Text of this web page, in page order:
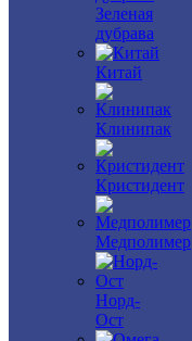
Зеленая
дубрава
Китай
Клинипак
Кристидент
Медполимер
Норд-
Ост